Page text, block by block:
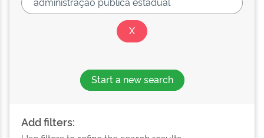
Start a new search
Add filters: